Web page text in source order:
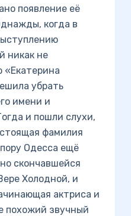
появление её
когда в
никак не
«Екатерина
убрать
имени и
и пошли слухи,
фамилия
Одесса ещё
скончавшейся
Холодной, и
актриса и
похожий звучный